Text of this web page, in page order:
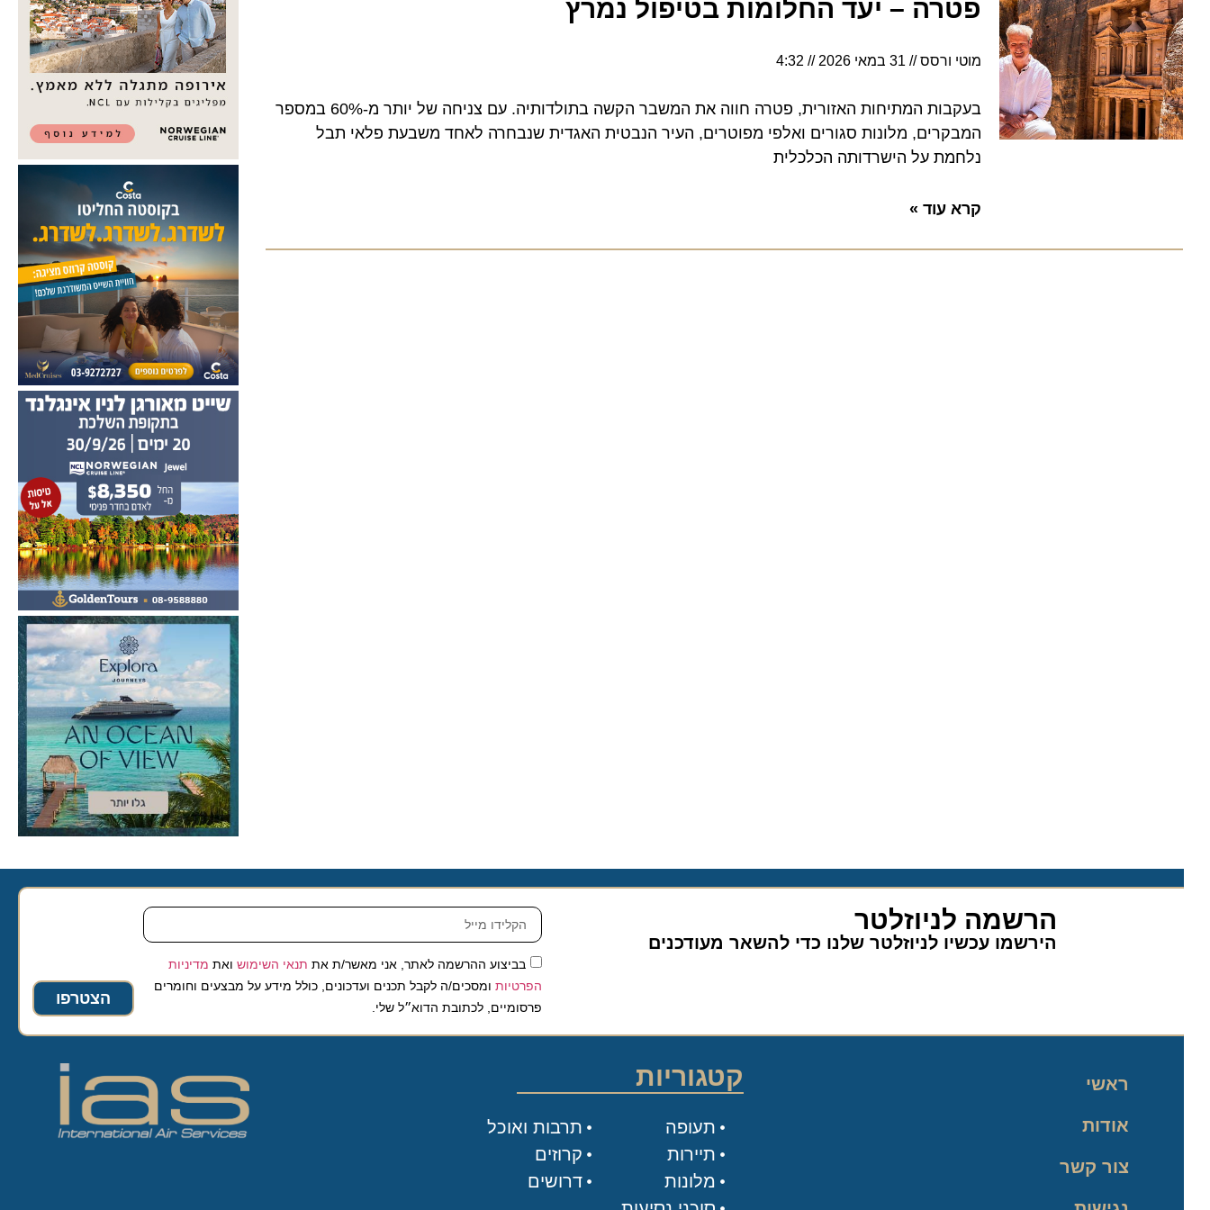
פטרה – יעד החלומות בטיפול נמרץ
מוטי ורסס 31 במאי 2026 4:32
בעקבות המתיחות האזורית, פטרה חווה את המשבר הקשה בתולדותיה. עם צניחה של יותר מ-60% במספר
המבקרים, מלונות סגורים ואלפי מפוטרים, העיר הנבטית האגדית שנבחרה לאחד משבעת פלאי תבל
נלחמת על הישרדותה הכלכלית
קרא עוד »
הרשמה לניוזלטר
הירשמו עכשיו לניוזלטר שלנו כדי להשאר מעודכנים
בביצוע ההרשמה לאתר, אני מאשר/ת אתתנאי השימושואת מדיניות
הפרטיותומסכים/ה לקבל תכנים ועדכונים, כולל מידע על מבצעים וחומרים
פרסומיים, לכתובת הדוא״ל שלי.
הצטרפו
ראשי
אודות
צור קשר
קטגוריות
תעופה
תיירות
מלונות
תרבות ואוכל
קרוזים
דרושים